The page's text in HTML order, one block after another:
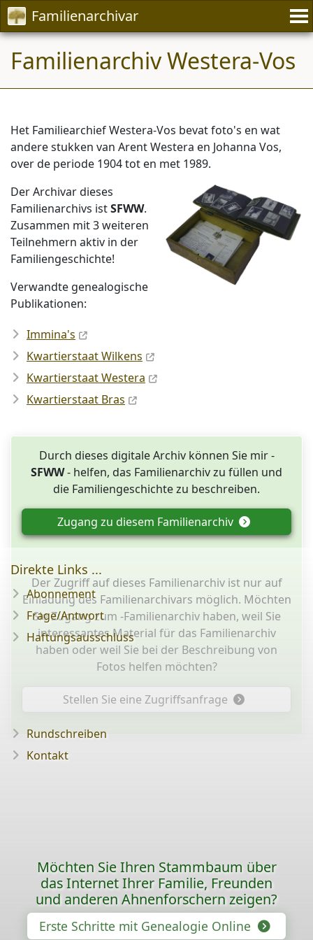
Familienarchivar
Familienarchiv Westera-Vos
Het Familiearchief Westera-Vos bevat foto's en wat
andere stukken van Arent Westera en Johanna Vos,
over de periode 1904 tot en met 1989.
Der Archivar dieses
Familienarchivs istSFWW.
Zusammen mit 3 weiteren
Teilnehmern aktiv in der
Familiengeschichte!
Verwandte genealogische
Publikationen:
Immina's
Kwartierstaat Wilkens
Kwartierstaat Westera
Kwartierstaat Bras
Durch dieses digitale Archiv können Sie mir -
SFWW- helfen, das Familienarchiv zu füllen und
die Familiengeschichte zu beschreiben.
Zugang zu diesem Familienarchiv
Der Zugriff auf dieses Familienarchiv ist nur auf
Einladung des Familienarchivars möglich. Möchten
Sie Zugang zum -Familienarchiv haben, weil Sie
interessantes Material für das Familienarchiv
haben oder weil Sie bei der Beschreibung von
Fotos helfen möchten?
Stellen Sie eine Zugriffsanfrage
Direkte Links ...
Abonnement
Frage/Antwort
Haftungsausschluss
Rundschreiben
Kontakt
Möchten Sie Ihren Stammbaum über
das Internet Ihrer Familie, Freunden
und anderen Ahnenforschern zeigen?
Erste Schritte mit Genealogie Online